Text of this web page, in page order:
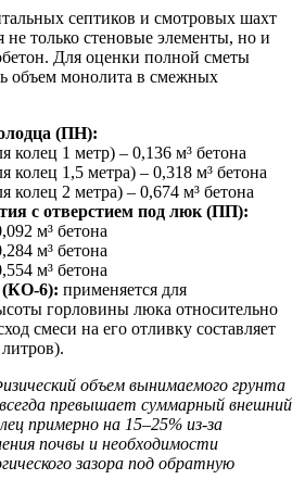
септиков и смотровых шахт
только стеновые элементы, но и
Для оценки полной сметы
объем монолита в смежных
(ПН):
колец 1 метр) – 0,136 м³ бетона
колец 1,5 метра) – 0,318 м³ бетона
колец 2 метра) – 0,674 м³ бетона
с отверстием под люк (ПП):
м³ бетона
м³ бетона
м³ бетона
(КО-6): применяется для
горловины люка относительно
смеси на его отливку составляет
объем вынимаемого грунта
превышает суммарный внешний
примерно на 15–25% из-за
почвы и необходимости
зазора под обратную